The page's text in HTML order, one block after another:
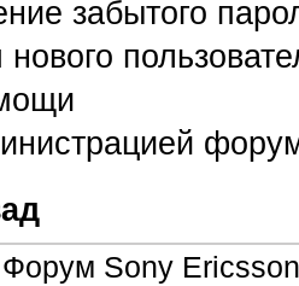
забытого
нового
Форум Sony Ericsson